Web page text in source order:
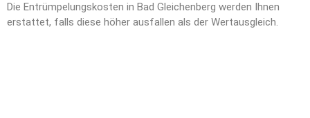
Die Entrümpelungskosten in Bad Gleichenberg werden Ihnen
erstattet, falls diese höher ausfallen als der Wertausgleich.